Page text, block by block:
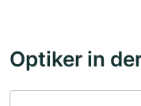
Optiker in